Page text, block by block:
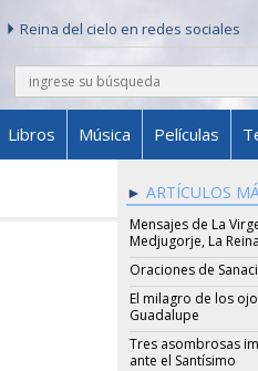
Reina del cielo en redes sociales
buscar
Libros Música Películas
ARTÍCULOS
Mensajes de La
Medjugorje, La
Oraciones de
El milagro de los
Guadalupe
Tres asombrosas
ante el Santísimo